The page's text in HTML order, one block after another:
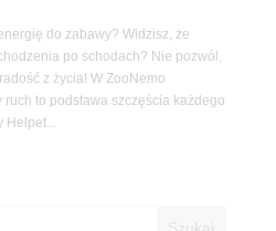
do zabawy? Widzisz, że
po schodach? Nie pozwól,
z życia! W ZooNemo
to podstawa szczęścia każdego
Helpet...